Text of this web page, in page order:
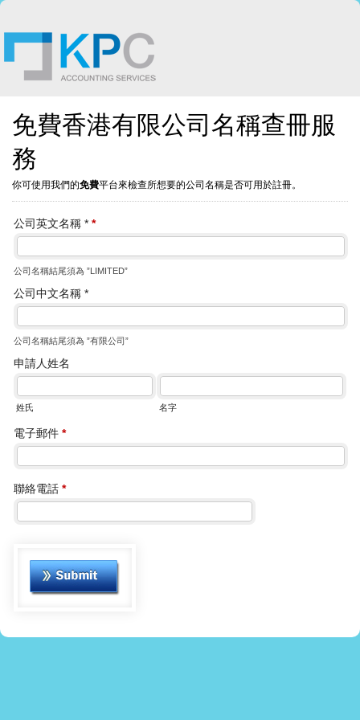
免費香港有限公司名稱查冊服
務
你可使用我們的免費平台來檢查所想要的公司名稱是否可用於註冊。
公司英文名稱 * *
公司名稱結尾須為 ”LIMITED”
公司中文名稱 *
公司名稱結尾須為 ”有限公司”
申請人姓名
姓氏 名字
電子郵件 *
聯絡電話 *